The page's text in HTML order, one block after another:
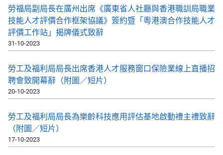
勞福局副局長在廣州出席《廣東省人社廳與香港職訓局職業
技能人才評價合作框架協議》簽約暨「粵港澳合作技能人才
評價工作站」揭牌儀式致辭
31-10-2023
勞工及福利局局長出席香港人才服務窗口保險業線上直播招
聘會致開幕辭（附圖／短片）
20-10-2023
勞工及福利局局長為樂齡科技應用評估基地啟動禮主禮致辭
（附圖／短片）
17-10-2023